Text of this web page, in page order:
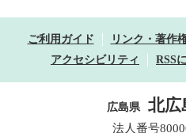
ご利用ガイド リンク・著作
アクセシビリティ
RSS
広島県 北広
法人番号